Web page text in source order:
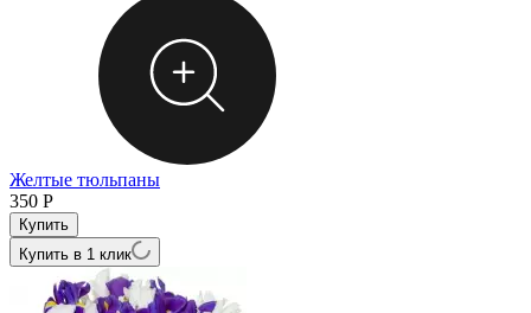
Желтые тюльпаны
350 Р
Купить в 1 клик